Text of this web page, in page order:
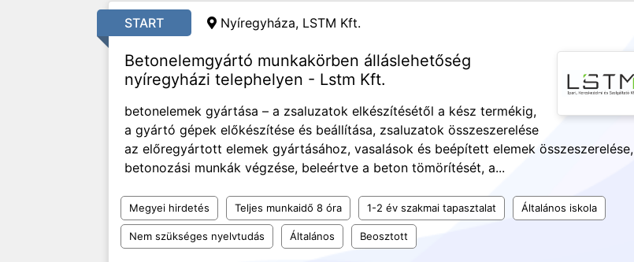
START Nyíregyháza, LSTM Kft.
Betonelemgyártó munkakörben álláslehetőség
nyíregyházi telephelyen - Lstm Kft.
betonelemek gyártása – a zsaluzatok elkészítésétől a kész termékig,
a gyártó gépek előkészítése és beállítása, zsaluzatok összeszerelése
az előregyártott elemek gyártásához, vasalások és beépített elemek összeszerelése,
betonozási munkák végzése, beleértve a beton tömörítését, a...
Megyei hirdetés Teljes munkaidő 8 óra 1-2 év szakmai tapasztalat Általános iskola
Nem szükséges nyelvtudás Általános Beosztott